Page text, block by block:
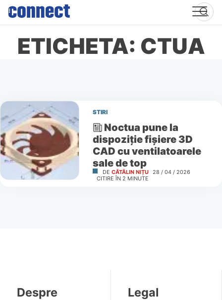
Skip
content
ETICHETA: CTUA
STIRI
Noctua pune la
dispoziție fișiere 3D
CAD cu ventilatoarele
sale de top
DE CĂTĂLIN NIȚU 28 / 04 / 2026
CITIRE ÎN 2 MINUTE
Despre Legal